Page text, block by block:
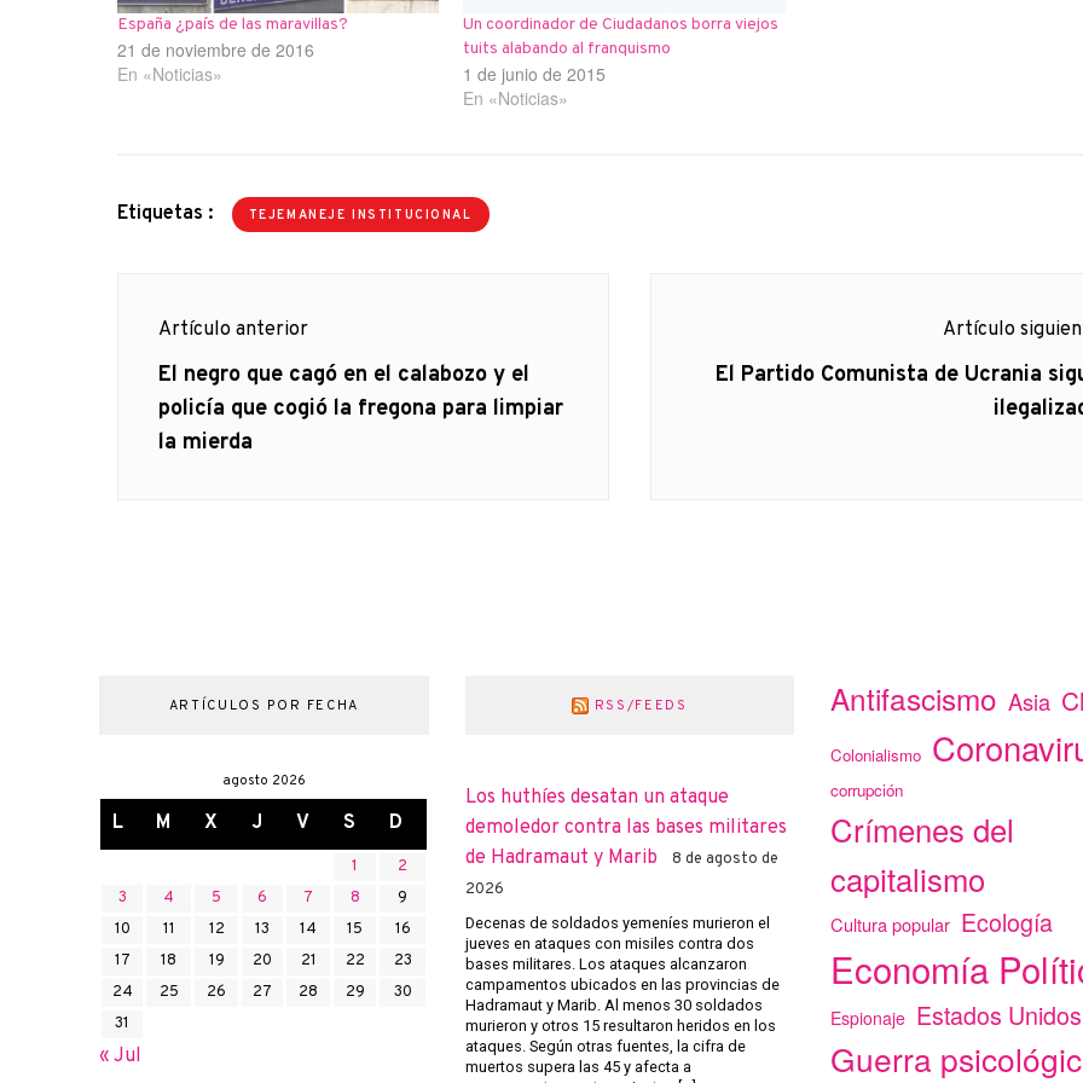
España ¿país de las maravillas?
21 de noviembre de 2016
En «Noticias»
Un coordinador de Ciudadanos borra viejos
tuits alabando al franquismo
1 de junio de 2015
En «Noticias»
Etiquetas : TEJEMANEJE INSTITUCIONAL
Navegación
de
entradas
Artículo anterior
Artículo
anterior
El negro que cagó en el calabozo y el
policía que cogió la fregona para limpiar
la mierda
Artículo
Artículo
El Partido Comunista de Ucrania
ARTÍCULOS POR FECHA
agosto 2026
L M X J V S D
1
2
3
4 5 6 7 8
9
10
11 12 13 14 15
16
17
18 19 20 21 22
23
24
25 26 27 28 29
30
31
« Jul
RSS/FEEDS
Los huthíes desatan un ataque
demoledor contra las bases militares
de Hadramaut y Marib
8 de agosto de
2026
Decenas de soldados yemeníes murieron el
jueves en ataques con misiles contra dos
bases militares. Los ataques alcanzaron
campamentos ubicados en las provincias de
Hadramaut y Marib. Al menos 30 soldados
murieron y otros 15 resultaron heridos en los
ataques. Según otras fuentes, la cifra de
muertos supera las 45 y afecta a
Antifascismo Asia
Colonialismo
corrupción
Crímenes del
capitalismo
Cultura popular Ecología
Economía
Espionaje Estados Unidos
Guerra